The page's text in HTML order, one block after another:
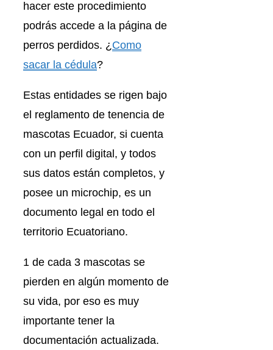
hacer este procedimiento
podrás accede a la página de
perros perdidos. ¿ Como
sacar la cédula?
Estas entidades se rigen bajo
el reglamento de tenencia de
mascotas Ecuador, si cuenta
con un perfil digital, y todos
sus datos están completos, y
posee un microchip, es un
documento legal en todo el
territorio Ecuatoriano.
1 de cada 3 mascotas se
pierden en algún momento de
su vida, por eso es muy
importante tener la
documentación actualizada.